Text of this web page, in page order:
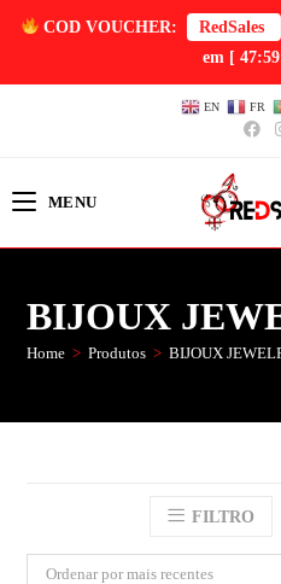
COD VOUCHER: RedSales
em [
EN FR
MENU
BIJOUX
Home > Produtos > BIJOUX
FILTRO
Ordenar por mais recentes